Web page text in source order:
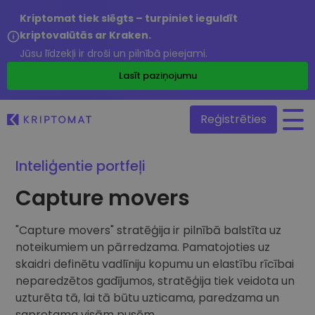
Kriptomat tiek slēgts – turpiniet ieguldīt
kriptovalūtās ar Kraken.
Jūsu līdzekļi ir droši un pilnībā pieejami.
Lasīt paziņojumu
Visas cenas
Vairāk nekā 300 kriptovalūtu
Lielākie Ieguvēji un Zaudētāji
Atrodiet investīciju iespējas
Tikko Pievienotie
Nesen Kriptomat pievienotie žetoni
Ja es būtu nopircis 100 € vērtībā…
Pirkt un pārdot kripto
Pērciet vairāk nekā 300 kriptovalūtas
Kripto maiņa
Vairāk nekā 1000 valūtu pāru iespējas
Reģistrēties
/
Inteliģentie portfeļi
Capture movers
"Capture movers" stratēģija ir pilnībā balstīta uz
noteikumiem un pārredzama. Pamatojoties uz
skaidri definētu vadlīniju kopumu un elastību rīcībai
neparedzētos gadījumos, stratēģija tiek veidota un
uzturēta tā, lai tā būtu uzticama, paredzama un